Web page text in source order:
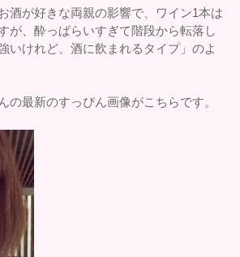
酒が好きな両親の影響で、ワイン1本は
が、酔っぱらいすぎて階段から転落し
いけれど、酒に飲まれるタイプ」のよ
の最新のすっぴん画像がこちらです。